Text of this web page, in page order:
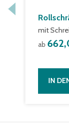
mit
ab
IN